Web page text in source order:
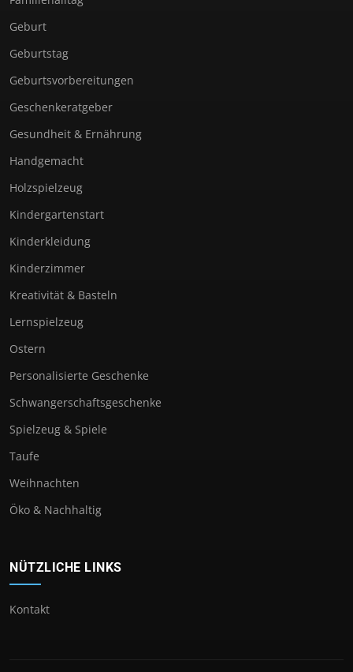
Geburt
Geburtstag
Geburtsvorbereitungen
Geschenkeratgeber
Gesundheit & Ernährung
Handgemacht
Holzspielzeug
Kindergartenstart
Kinderkleidung
Kinderzimmer
Kreativität & Basteln
Lernspielzeug
Ostern
Personalisierte Geschenke
Schwangerschaftsgeschenke
Spielzeug & Spiele
Taufe
Weihnachten
Öko & Nachhaltig
NÜTZLICHE LINKS
Kontakt